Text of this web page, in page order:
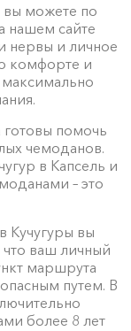
вы можете по
нашем сайте
нервы и личное
комфорте и
максимально
помочь
чемоданов.
в Капсель и
– это
Кучугуры вы
ваш личный
маршрута
путем. В
более 8 лет